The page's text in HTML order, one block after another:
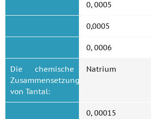
0, 0005
0,0005
0, 0006
Die chemische
Zusammensetzung
von Tantal:
Natrium
0, 00015